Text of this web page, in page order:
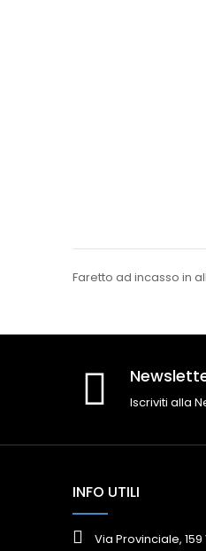
Faretto ad incasso in
Iscriviti alla
INFO UTILI
Via Provinciale,